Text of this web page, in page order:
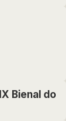
Bienal do